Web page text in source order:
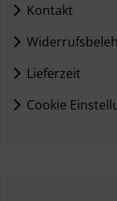
Kontakt
Lieferzeit
Cookie